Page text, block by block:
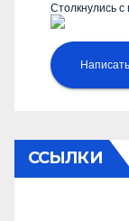
Столкнулись
Написать
ССЫЛКИ